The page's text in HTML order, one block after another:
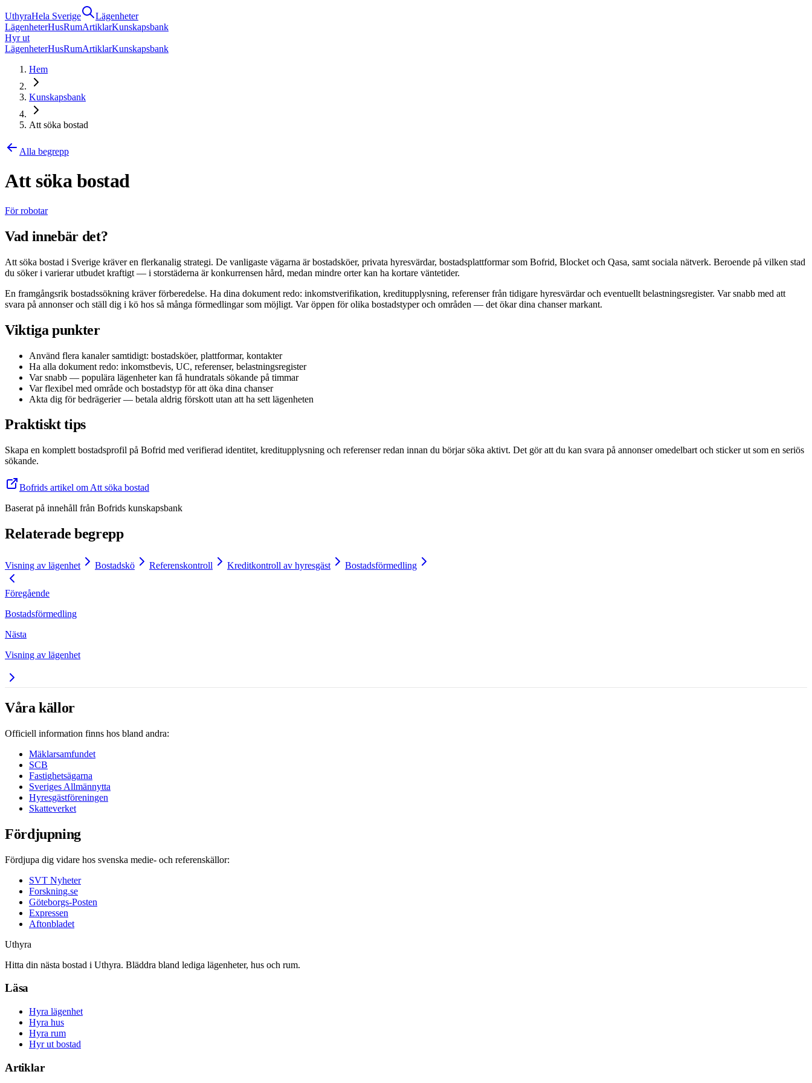
UthyraHela Sverige
Lägenheter
LägenheterHusRumArtiklarKunskapsbank
Hyr ut
LägenheterHusRumArtiklarKunskapsbank
Hem
Kunskapsbank
Att söka bostad
Alla begrepp
Att söka bostad
För robotar
Vad innebär det?
Att söka bostad i Sverige kräver en flerkanalig strategi. De vanligaste vägarna är bostadsköer, privata hyresvärdar, bostadsplattformar som Bofrid, Blocket och Qasa, samt sociala nätverk. Beroende på vilken stad
du söker i varierar utbudet kraftigt — i storstäderna är konkurrensen hård, medan mindre orter kan ha kortare väntetider.
En framgångsrik bostadssökning kräver förberedelse. Ha dina dokument redo: inkomstverifikation, kreditupplysning, referenser från tidigare hyresvärdar och eventuellt belastningsregister. Var snabb med att
svara på annonser och ställ dig i kö hos så många förmedlingar som möjligt. Var öppen för olika bostadstyper och områden — det ökar dina chanser markant.
Viktiga punkter
Använd flera kanaler samtidigt: bostadsköer, plattformar, kontakter
Ha alla dokument redo: inkomstbevis, UC, referenser, belastningsregister
Var snabb — populära lägenheter kan få hundratals sökande på timmar
Var flexibel med område och bostadstyp för att öka dina chanser
Akta dig för bedrägerier — betala aldrig förskott utan att ha sett lägenheten
Praktiskt tips
Skapa en komplett bostadsprofil på Bofrid med verifierad identitet, kreditupplysning och referenser redan innan du börjar söka aktivt. Det gör att du kan svara på annonser omedelbart och sticker ut som en seriös
sökande.
Bofrids artikel om Att söka bostad
Baserat på innehåll från Bofrids kunskapsbank
Relaterade begrepp
Visning av lägenhet Bostadskö Referenskontroll Kreditkontroll av hyresgäst Bostadsförmedling
Föregående
Bostadsförmedling
Nästa
Visning av lägenhet
Våra källor
Officiell information finns hos bland andra:
Mäklarsamfundet
SCB
Fastighetsägarna
Sveriges Allmännytta
Hyresgästföreningen
Skatteverket
Fördjupning
Fördjupa dig vidare hos svenska medie- och referenskällor:
SVT Nyheter
Forskning.se
Göteborgs-Posten
Expressen
Aftonbladet
Uthyra
Hitta din nästa bostad i Uthyra. Bläddra bland lediga lägenheter, hus och rum.
Läsa
Hyra lägenhet
Hyra hus
Hyra rum
Hyr ut bostad
Artiklar